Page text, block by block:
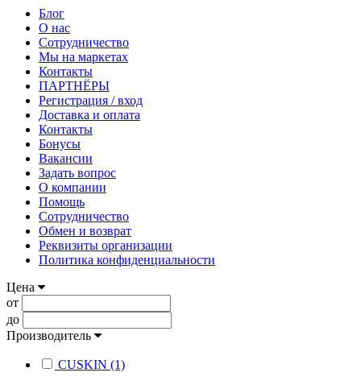
Блог
О нас
Сотрудничество
Мы на маркетах
Контакты
ПАРТНЁРЫ
Регистрация / вход
Доставка и оплата
Контакты
Бонусы
Вакансии
Задать вопрос
О компании
Помощь
Сотрудничество
Обмен и возврат
Реквизиты организации
Политика конфиденциальности
Цена
от
до
Производитель
CUSKIN (1)